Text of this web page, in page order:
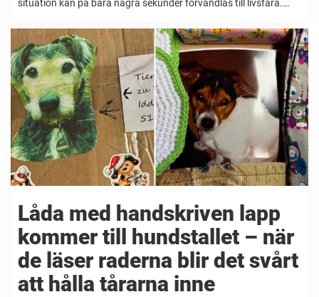
situation kan på bara några sekunder förvandlas till livsfara.
Låda med handskriven lapp
kommer till hundstallet – när
de läser raderna blir det svårt
att hålla tårarna inne